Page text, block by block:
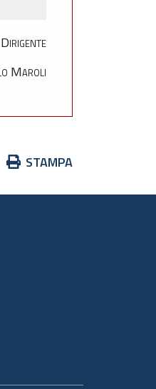
Maroli
Azioni STAMPA